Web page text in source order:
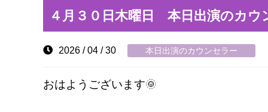
４月３０日木曜日 本日出演のカウ
2026 / 04 / 30 本日出演のカウンセラー
おはようございます🌞